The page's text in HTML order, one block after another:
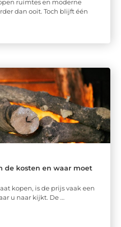
ruimtes en moderne
dan ooit. Toch blijft één
de kosten en waar moet
kopen, is de prijs vaak een
u naar kijkt. De ...